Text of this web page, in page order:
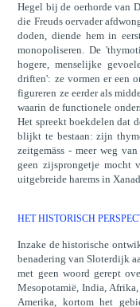
Hegel bij de oerhorde van
die Freuds oervader
doden, diende hem in
monopoliseren. De
hogere, menselijke
driften': ze vormen er een
figureren ze eerder als
waarin de functionele
Het spreekt boekdelen dat
blijkt te bestaan: zijn
zeitgemäss - meer weg
geen zijsprongetje mocht
uitgebreide harems in
HET HISTORISCH
Inzake de historische
benadering van Sloterdijk
met geen woord gerept
Mesopotamië, India,
Amerika, kortom het